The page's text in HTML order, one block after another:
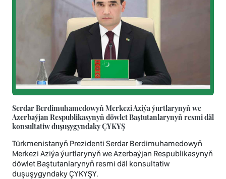
Serdar Berdimuhamedowyň Merkezi Aziýa ýurtlarynyň we
Azerbaýjan Respublikasynyň döwlet Baştutanlarynyň resmi däl
konsultatiw duşuşygyndaky ÇYKYŞ
Türkmenistanyň Prezidenti Serdar Berdimuhamedowyň
Merkezi Aziýa ýurtlarynyň we Azerbaýjan Respublikasynyň
döwlet Baştutanlarynyň resmi däl konsultatiw
duşuşygyndaky ÇYKYŞY.